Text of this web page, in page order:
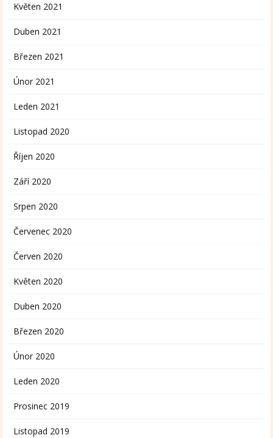
Květen 2021
Duben 2021
Březen 2021
Únor 2021
Leden 2021
Listopad 2020
Říjen 2020
Září 2020
Srpen 2020
Červenec 2020
Červen 2020
Květen 2020
Duben 2020
Březen 2020
Únor 2020
Leden 2020
Prosinec 2019
Listopad 2019